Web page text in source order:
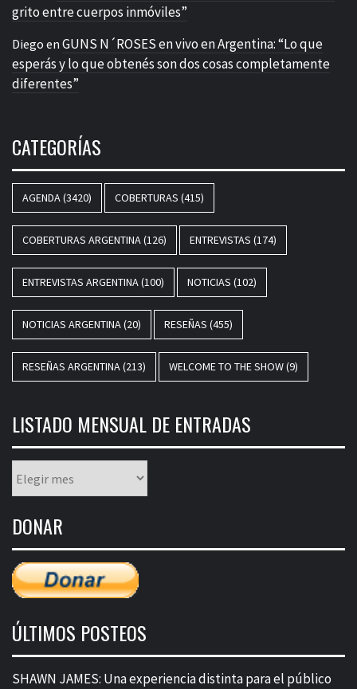
grito entre cuerpos inmóviles”
Diego en GUNS N´ROSES en vivo en Argentina: “Lo que
esperás y lo que obtenés son dos cosas completamente
diferentes”
CATEGORÍAS
AGENDA(3420) COBERTURAS (415)
COBERTURAS ARGENTINA(126) ENTREVISTAS (174)
ENTREVISTAS ARGENTINA(100) NOTICIAS (102)
NOTICIAS ARGENTINA(20) RESEÑAS (455)
RESEÑAS ARGENTINA(213) WELCOME TO THE SHOW(9)
LISTADO MENSUAL DE ENTRADAS
mensual
entradas
DONAR
ÚLTIMOS POSTEOS
SHAWN JAMES: Una experiencia distinta para el público